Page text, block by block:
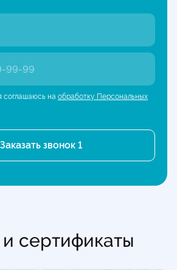
99-99
соглашаюсь на обработку Персональных
сертификаты